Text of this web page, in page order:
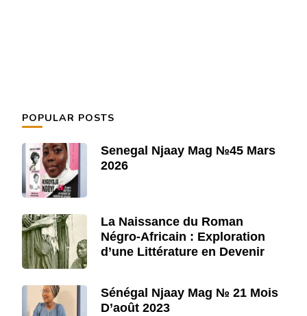
POPULAR POSTS
Senegal Njaay Mag №45 Mars
2026
La Naissance du Roman
Négro-Africain : Exploration
d’une Littérature en Devenir
Sénégal Njaay Mag № 21 Mois
D’août 2023